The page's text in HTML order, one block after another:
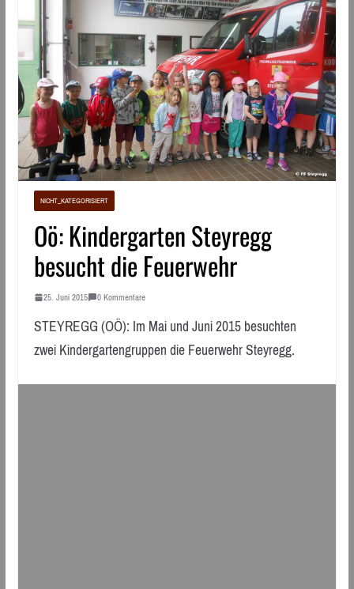
NICHT_KATEGORISIERT
Oö: Kindergarten Steyregg
besucht die Feuerwehr
25. Juni 2015 0 Kommentare
STEYREGG (OÖ): Im Mai und Juni 2015 besuchten
zwei Kindergartengruppen die Feuerwehr Steyregg.